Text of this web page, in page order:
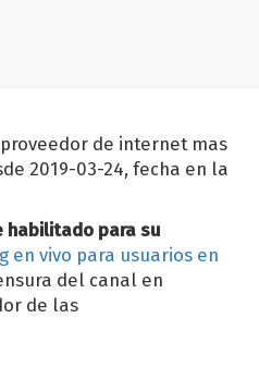
de internet mas
2019-03-24, fecha en la
habilitado para su
en vivo para usuarios en
del canal en
de las